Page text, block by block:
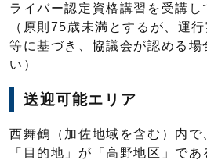
ライバー認定資格講習を受講し
（原則75歳未満とするが、運
等に基づき、協議会が認める場
い）
送迎可能エリア
西舞鶴（加佐地域を含む）内で
「目的地」が「高野地区」であ